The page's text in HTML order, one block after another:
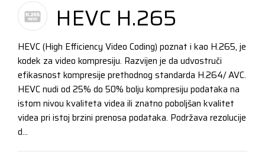
HEVC H.265
HEVC (High Efficiency Video Coding) poznat i kao H.265, je
kodek za video kompresiju. Razvijen je da udvostruči
efikasnost kompresije prethodnog standarda H.264/ AVC.
HEVC nudi od 25% do 50% bolju kompresiju podataka na
istom nivou kvaliteta videa ili znatno poboljšan kvalitet
videa pri istoj brzini prenosa podataka. Podržava rezolucije
d...